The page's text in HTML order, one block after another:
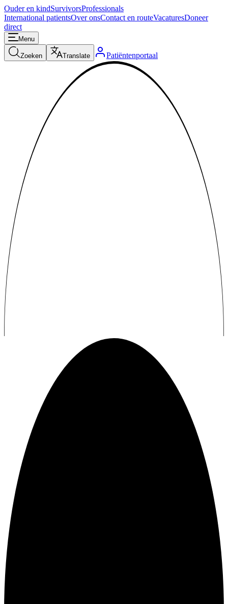
Ouder en kindSurvivorsProfessionals
International patientsOver onsContact en routeVacaturesDoneer
direct
Menu
Zoeken Translate Patiëntenportaal